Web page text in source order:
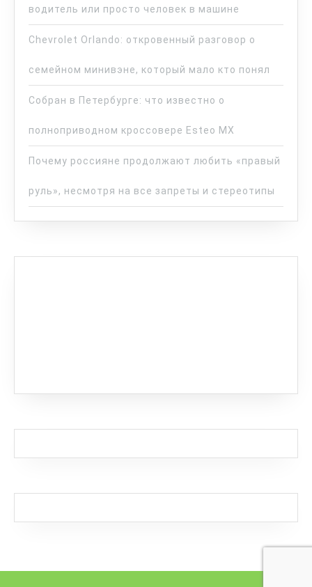
водитель или просто человек в машине
Chevrolet Orlando: откровенный разговор о
семейном минивэне, который мало кто понял
Собран в Петербурге: что известно о
полноприводном кроссовере Esteo MX
Почему россияне продолжают любить «правый
руль», несмотря на все запреты и стереотипы